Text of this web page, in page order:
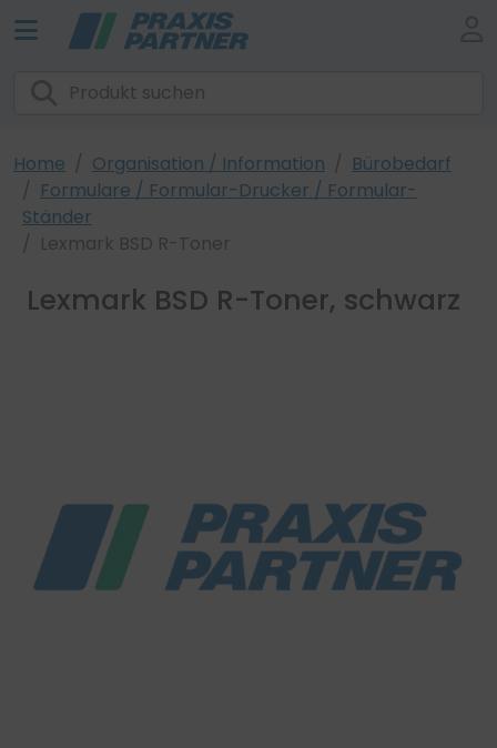
Home Organisation / Information
Bürobedarf
Formulare / Formular-Drucker / Formular-
Ständer
Lexmark BSD R-Toner
Lexmark BSD R-Toner, schwarz